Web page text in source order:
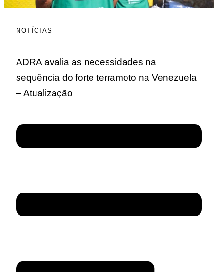
NOTÍCIAS
ADRA avalia as necessidades na
sequência do forte terramoto na Venezuela
– Atualização